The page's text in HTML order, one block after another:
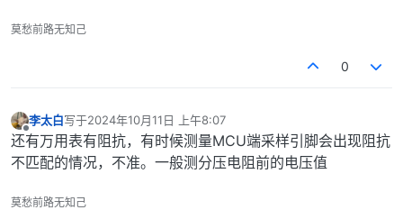
莫愁前路无知己
0
离线
李太白写于2024年10月11日 上午8:07
最后由 编辑
还有万用表有阻抗，有时候测量MCU端采样引脚会出现阻抗
不匹配的情况，不准。一般测分压电阻前的电压值
莫愁前路无知己